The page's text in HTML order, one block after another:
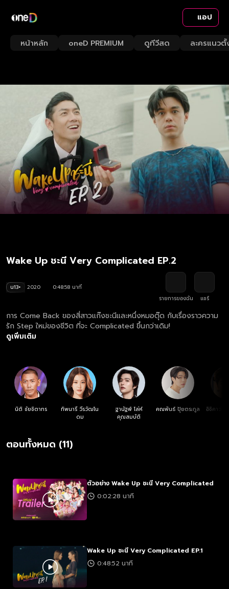
แอป
หน้าหลัก oneD PREMIUM ดูทีวีสด ละครแนวตั้
Wake Up ชะนี Very Complicated EP.2
น13+ 2020
0:48:58 นาที
รายการของฉัน
แชร์
การ Come Back ของสี่สาวแก๊งชะนีและหนึ่งหมอตุ๊ด กับเรื่องราวความ
รัก Step ใหม่ของชีวิต ที่จะ Complicated ขึ้นกว่าเดิม!
ดูเพิ่มเติม
นิติ ชัยชิตาทร
ทิพนารี วีรวัฒโน
ดม
ฐานัฐพ์ โล่ห์
คุณสมบัติ
คณพันธ์ ปุ้ยตระกูล อิชิคาว่า
ตอนทั้งหมด (11)
ตัวอย่าง Wake Up ชะนี Very Complicated
0:02:28 นาที
Wake Up ชะนี Very Complicated EP.1
0:48:52 นาที